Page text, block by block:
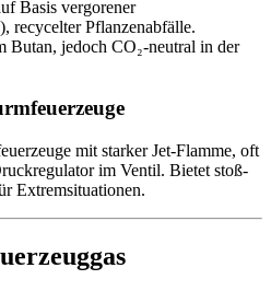
Basis vergorener
recycelter Pflanzenabfälle.
Butan, jedoch CO₂-neutral in der
mit starker Jet‑Flamme, oft
im Ventil. Bietet stoß-
Extremsituationen.